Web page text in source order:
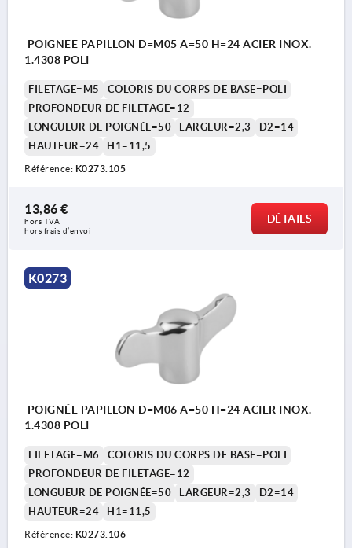
POIGNÉE PAPILLON D=M05 A=50 H=24 ACIER INOX.
1.4308 POLI
FILETAGE=M5
COLORIS DU CORPS DE BASE=POLI
PROFONDEUR DE FILETAGE=12
LONGUEUR DE POIGNÉE=50
LARGEUR=2,3
D2=14
HAUTEUR=24
H1=11,5
Référence: K0273.105
13,86 €
hors TVA
hors frais d’envoi
DÉTAILS
K0273
POIGNÉE PAPILLON D=M06 A=50 H=24 ACIER INOX.
1.4308 POLI
FILETAGE=M6
COLORIS DU CORPS DE BASE=POLI
PROFONDEUR DE FILETAGE=12
LONGUEUR DE POIGNÉE=50
LARGEUR=2,3
D2=14
HAUTEUR=24
H1=11,5
Référence: K0273.106